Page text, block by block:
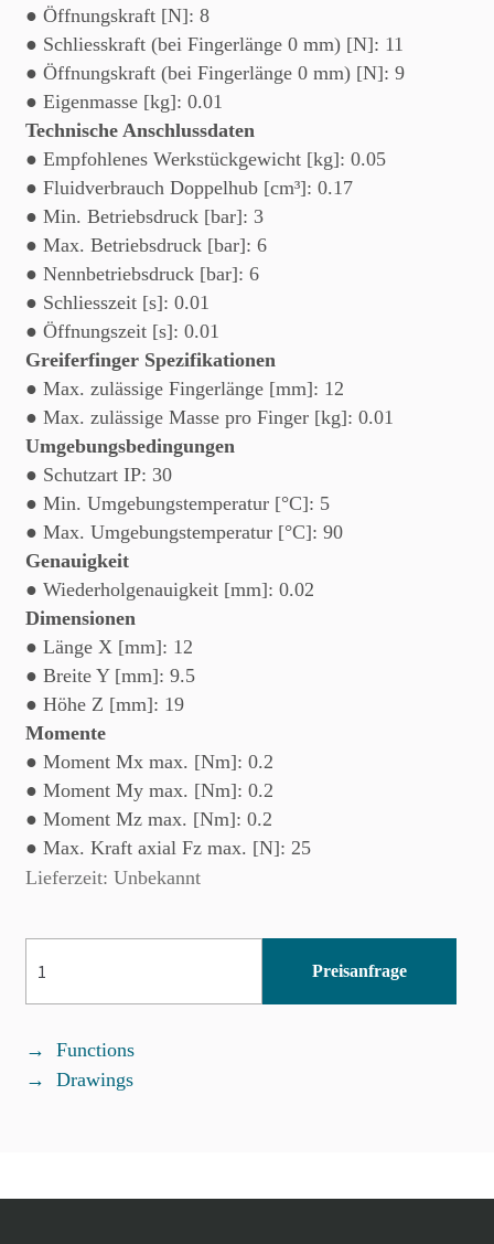
● Öffnungskraft [N]: 8
● Schliesskraft (bei Fingerlänge 0 mm) [N]: 11
● Öffnungskraft (bei Fingerlänge 0 mm) [N]: 9
● Eigenmasse [kg]: 0.01
Technische Anschlussdaten
● Empfohlenes Werkstückgewicht [kg]: 0.05
● Fluidverbrauch Doppelhub [cm³]: 0.17
● Min. Betriebsdruck [bar]: 3
● Max. Betriebsdruck [bar]: 6
● Nennbetriebsdruck [bar]: 6
● Schliesszeit [s]: 0.01
● Öffnungszeit [s]: 0.01
Greiferfinger Spezifikationen
● Max. zulässige Fingerlänge [mm]: 12
● Max. zulässige Masse pro Finger [kg]: 0.01
Umgebungsbedingungen
● Schutzart IP: 30
● Min. Umgebungstemperatur [°C]: 5
● Max. Umgebungstemperatur [°C]: 90
Genauigkeit
● Wiederholgenauigkeit [mm]: 0.02
Dimensionen
● Länge X [mm]: 12
● Breite Y [mm]: 9.5
● Höhe Z [mm]: 19
Momente
● Moment Mx max. [Nm]: 0.2
● Moment My max. [Nm]: 0.2
● Moment Mz max. [Nm]: 0.2
● Max. Kraft axial Fz max. [N]: 25
Lieferzeit: Unbekannt
plus
12
Preisanfrage
Functions
Drawings